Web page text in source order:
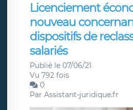
Licenciement
nouveau
dispositifs de
salariés
Publié le 07/06/21
Vu 792 fois
0
Par Assistant-juridique.fr